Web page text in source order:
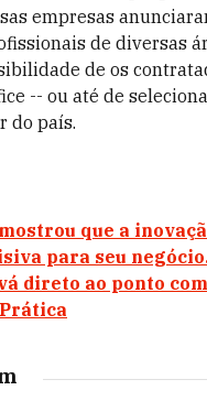
empresas
de diversas
de os
-- ou até de
do país.
que a
para seu
direto ao ponto